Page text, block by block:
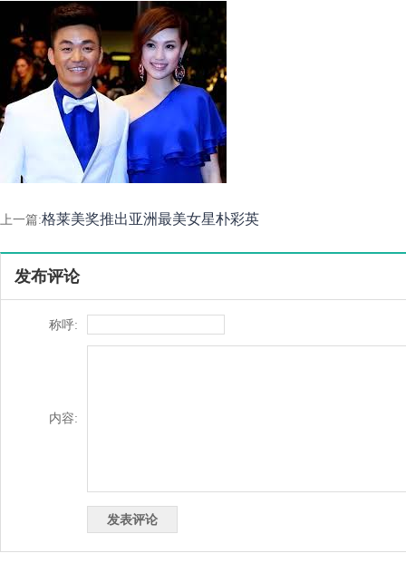
上一篇:格莱美奖推出亚洲最美女星朴彩英
发布评论
称呼:
内容: